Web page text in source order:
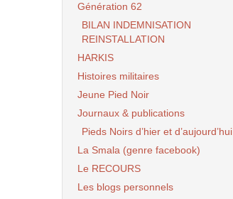
Génération 62
BILAN INDEMNISATION
REINSTALLATION
HARKIS
Histoires militaires
Jeune Pied Noir
Journaux & publications
Pieds Noirs d’hier et d’aujourd’hui
La Smala (genre facebook)
Le RECOURS
Les blogs personnels